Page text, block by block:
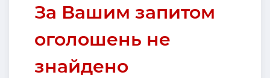
За Вашим запитом
оголошень не
знайдено